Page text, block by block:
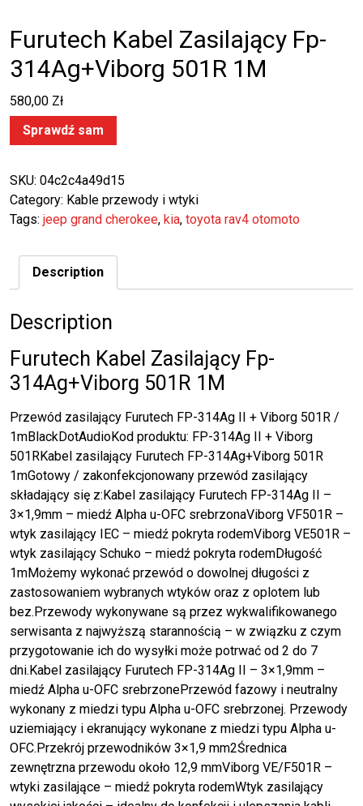
Furutech Kabel Zasilający Fp-
314Ag+Viborg 501R 1M
580,00 Zł
Sprawdź sam
SKU: 04c2c4a49d15
Category: Kable przewody i wtyki
Tags: jeep grand cherokee, kia, toyota rav4 otomoto
Description
Description
Furutech Kabel Zasilający Fp-
314Ag+Viborg 501R 1M
Przewód zasilający Furutech FP-314Ag II + Viborg 501R /
1mBlackDotAudioKod produktu: FP-314Ag II + Viborg
501RKabel zasilający Furutech FP-314Ag+Viborg 501R
1mGotowy / zakonfekcjonowany przewód zasilający
składający się z:Kabel zasilający Furutech FP-314Ag II –
3×1,9mm – miedź Alpha u-OFC srebrzonaViborg VF501R –
wtyk zasilający IEC – miedź pokryta rodemViborg VE501R –
wtyk zasilający Schuko – miedź pokryta rodemDługość
1mMożemy wykonać przewód o dowolnej długości z
zastosowaniem wybranych wtyków oraz z oplotem lub
bez.Przewody wykonywane są przez wykwalifikowanego
serwisanta z najwyższą starannością – w związku z czym
przygotowanie ich do wysyłki może potrwać od 2 do 7
dni.Kabel zasilający Furutech FP-314Ag II – 3×1,9mm –
miedź Alpha u-OFC srebrzonePrzewód fazowy i neutralny
wykonany z miedzi typu Alpha u-OFC srebrzonej. Przewody
uziemiający i ekranujący wykonane z miedzi typu Alpha u-
OFC.Przekrój przewodników 3×1,9 mm2Średnica
zewnętrzna przewodu około 12,9 mmViborg VE/F501R –
wtyki zasilające – miedź pokryta rodemWtyk zasilający